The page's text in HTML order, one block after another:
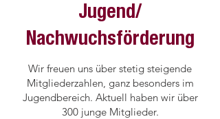
DAMEN II
MF: Jalovcic Suzana
Jugend/
Nachwuchsförderung
Wir freuen uns über stetig steigende
Mitgliederzahlen, ganz besonders im
Jugendbereich. Aktuell haben wir über
300 junge Mitglieder.